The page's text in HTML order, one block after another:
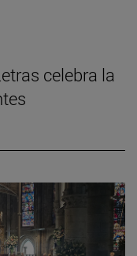
celebra la